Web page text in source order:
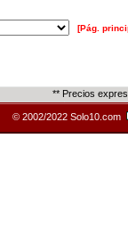
[Pág.
** Precios
© 2002/2022 Solo10.com